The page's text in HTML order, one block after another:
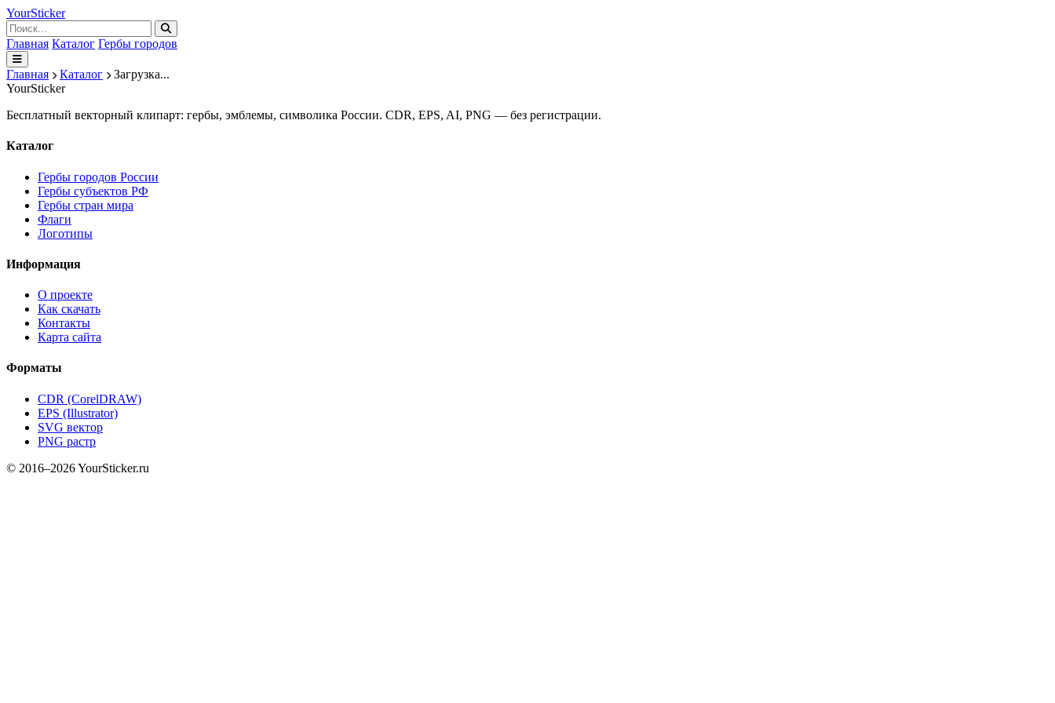
YourSticker
Главная Каталог Гербы городов
Главная Каталог
Загрузка...
YourSticker
Бесплатный векторный клипарт: гербы, эмблемы, символика России. CDR, EPS, AI, PNG — без регистрации.
Каталог
Гербы городов России
Гербы субъектов РФ
Гербы стран мира
Флаги
Логотипы
Информация
О проекте
Как скачать
Контакты
Карта сайта
Форматы
CDR (CorelDRAW)
EPS (Illustrator)
SVG вектор
PNG растр
© 2016–2026 YourSticker.ru